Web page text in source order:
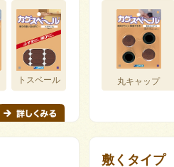
トスベール 丸キャップ
敷くタイプ